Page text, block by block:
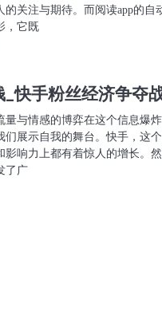
关注与期待。而阅读app的自
，它既
快手粉丝经济争夺
与情感的博弈在这个信息爆
展示自我的舞台。快手，这
响力上都有着惊人的增长。
了广